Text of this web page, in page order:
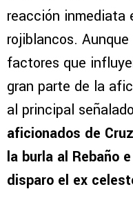
Las críticas se
La derrota desde
reacción
rojiblancos.
factores que
gran parte de la
al principal
aficionados de